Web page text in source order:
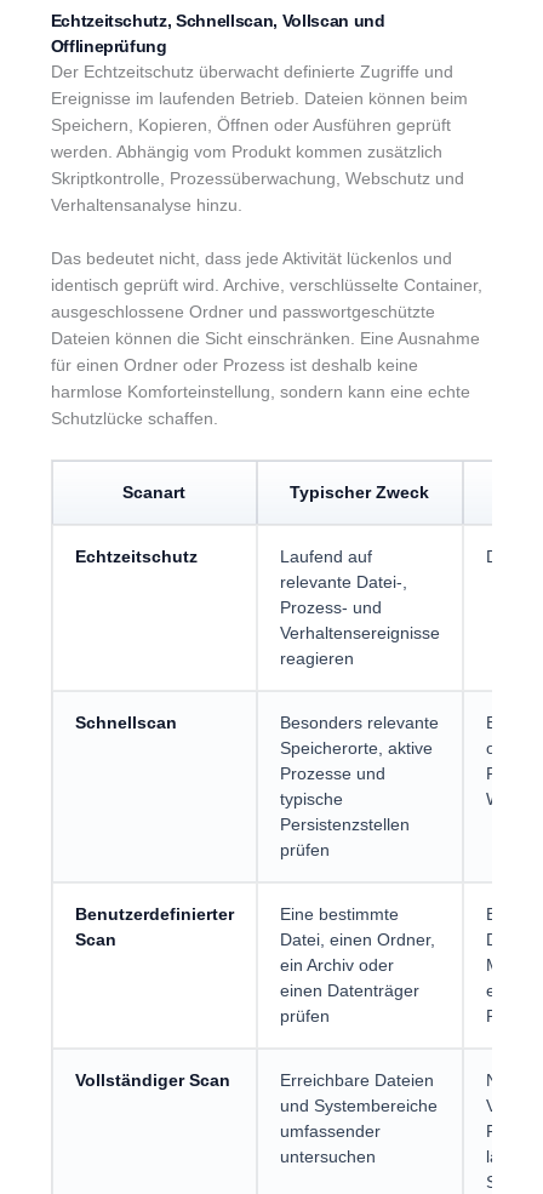
Echtzeitschutz, Schnellscan, Vollscan und
Offlineprüfung
Der Echtzeitschutz überwacht definierte Zugriffe und
Ereignisse im laufenden Betrieb. Dateien können beim
Speichern, Kopieren, Öffnen oder Ausführen geprüft
werden. Abhängig vom Produkt kommen zusätzlich
Skriptkontrolle, Prozessüberwachung, Webschutz und
Verhaltensanalyse hinzu.
Das bedeutet nicht, dass jede Aktivität lückenlos und
identisch geprüft wird. Archive, verschlüsselte Container,
ausgeschlossene Ordner und passwortgeschützte
Dateien können die Sicht einschränken. Eine Ausnahme
für einen Ordner oder Prozess ist deshalb keine
harmlose Komforteinstellung, sondern kann eine echte
Schutzlücke schaffen.
Scanart Typischer Zweck
Echtzeitschutz
Laufend auf
relevante Datei-,
Prozess- und
Verhaltensereignisse
reagieren
Schnellscan
Besonders relevante
Speicherorte, aktive
Prozesse und
typische
Persistenzstellen
prüfen
Bei
oder
Benutzerdefinierter
Scan
Eine bestimmte
Datei, einen Ordner,
ein Archiv oder
einen Datenträger
prüfen
Bei
Vollständiger Scan
Erreichbare Dateien
und Systembereiche
umfassender
untersuchen
Nach